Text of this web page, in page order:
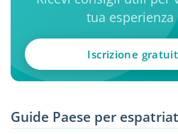
tua
Iscrizione
Guide Paese per